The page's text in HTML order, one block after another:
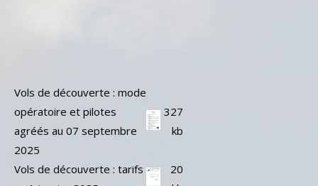
Vols de découverte : mode
opératoire et pilotes
agréés au 07 septembre
2025
327
kb
Vols de découverte : tarifs
20